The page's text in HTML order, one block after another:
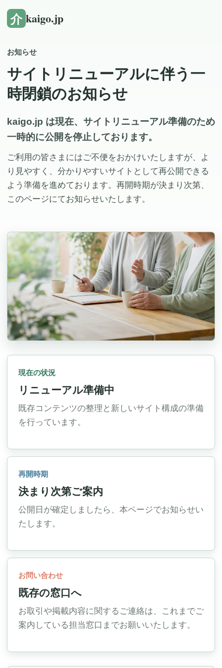
介 kaigo.jp
お知らせ
サイトリニューアルに伴う一
時閉鎖のお知らせ
kaigo.jp は現在、サイトリニューアル準備のため
一時的に公開を停止しております。
ご利用の皆さまにはご不便をおかけいたしますが、よ
り見やすく、分かりやすいサイトとして再公開できる
よう準備を進めております。再開時期が決まり次第、
このページにてお知らせいたします。
現在の状況
リニューアル準備中
既存コンテンツの整理と新しいサイト構成の準備
を行っています。
再開時期
決まり次第ご案内
公開日が確定しましたら、本ページでお知らせい
たします。
お問い合わせ
既存の窓口へ
お取引や掲載内容に関するご連絡は、これまでご
案内している担当窓口までお願いいたします。